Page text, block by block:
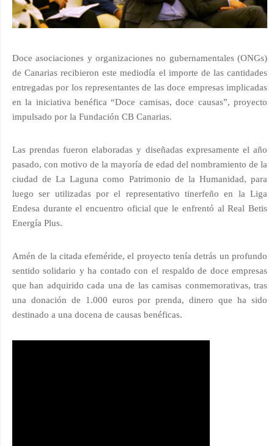
Doce asociaciones y organizaciones no gubernamentales (ONGs)
de Canarias recibieron este mediodía el importe de las cantidades
entregadas por los representantes de las doce empresas implicadas
en la iniciativa benéfica “Doce camisas, doce causas”, proyecto
impulsado por la Fundación CB Canarias.
Las prendas fueron elaboradas y diseñadas expresamente el año
pasado, con motivo de la mayoría de edad del nombramiento de la
ciudad de La Laguna como Patrimonio de la Humanidad, para
luego ser utilizadas por el representativo tinerfeño en la Liga
Endesa durante el encuentro oficial que le enfrentó al Real Betis
Energía Plus.
Amén de la citada efeméride, el proyecto tenía detrás un profundo
sentido solidario y ha contado con el respaldo de doce empresas
que han adquirido cada una de las camisas conmemorativas, tras
una donación de 1.000 euros por prenda, dinero que ha sido
destinado a una docena de causas benéficas.